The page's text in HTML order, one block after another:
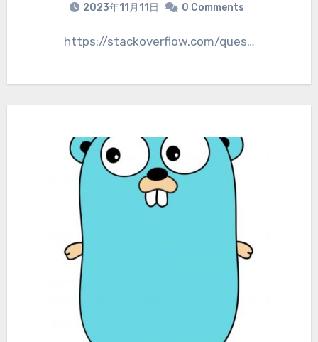
2023年11月11日 0 Comments
https://stackoverflow.com/ques…